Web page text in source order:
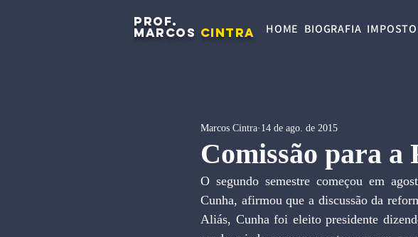
PROF.
MARCOS CINTRA HOME BIOGRAFIA
Comissão para
Marcos Cintra 14 de ago. de 2015
O segundo semestre começou em
Cunha, afirmou que a discussão da
Aliás, Cunha foi eleito presidente